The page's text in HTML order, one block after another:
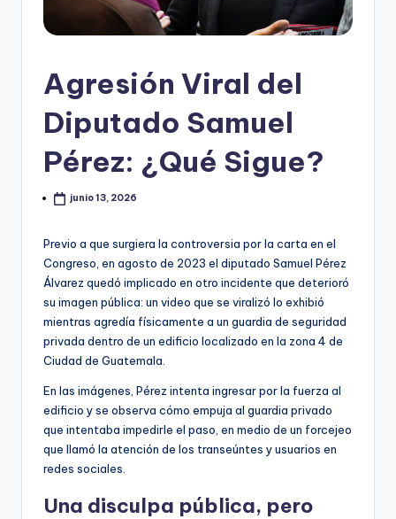
Agresión Viral del
Diputado Samuel
Pérez: ¿Qué Sigue?
junio 13, 2026
Previo a que surgiera la controversia por la carta en el
Congreso, en agosto de 2023 el diputado Samuel Pérez
Álvarez quedó implicado en otro incidente que deterioró
su imagen pública: un video que se viralizó lo exhibió
mientras agredía físicamente a un guardia de seguridad
privada dentro de un edificio localizado en la zona 4 de
Ciudad de Guatemala.
En las imágenes, Pérez intenta ingresar por la fuerza al
edificio y se observa cómo empuja al guardia privado
que intentaba impedirle el paso, en medio de un forcejeo
que llamó la atención de los transeúntes y usuarios en
redes sociales.
Una disculpa pública, pero